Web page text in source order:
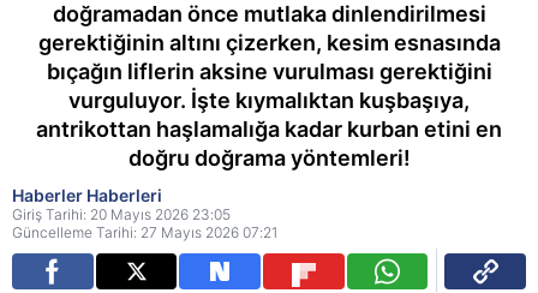
doğramadan önce mutlaka dinlendirilmesi
gerektiğinin altını çizerken, kesim esnasında
bıçağın liflerin aksine vurulması gerektiğini
vurguluyor. İşte kıymalıktan kuşbaşıya,
antrikottan haşlamalığa kadar kurban etini en
doğru doğrama yöntemleri!
Haberler Haberleri
Giriş Tarihi: 20 Mayıs 2026 23:05
Güncelleme Tarihi: 27 Mayıs 2026 07:21